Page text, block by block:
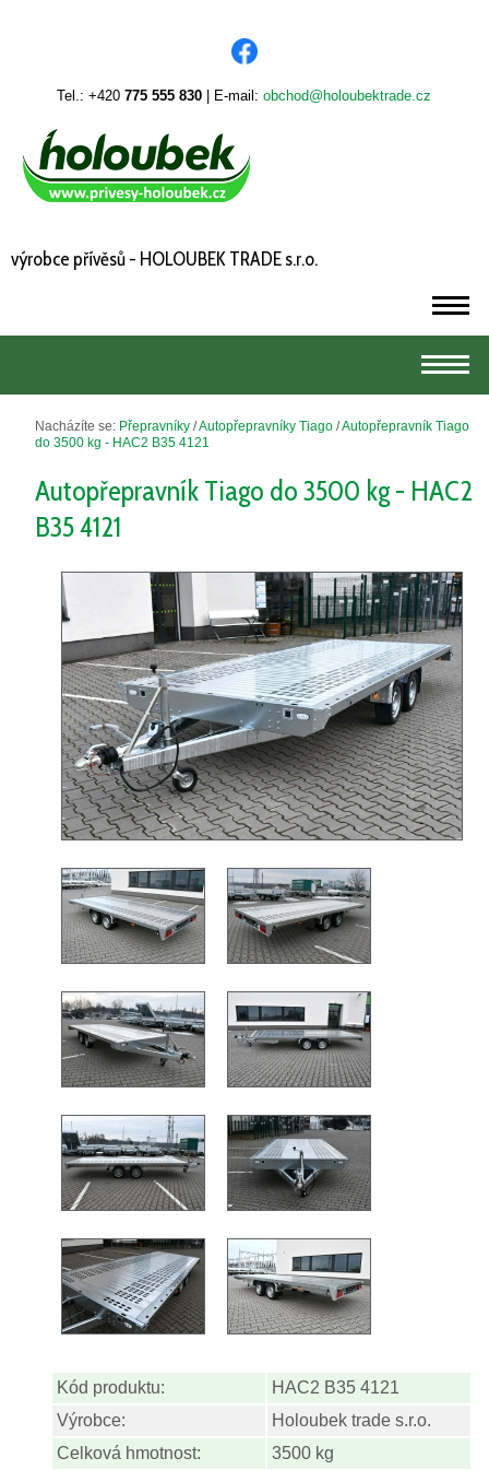
Tel.: +420775 555 830 | E-mail:obchod@holoubektrade.cz
výrobce přívěsů - HOLOUBEK TRADE s.r.o.
Nacházíte se: Přepravníky /Autopřepravníky Tiago /Autopřepravník Tiago
do 3500 kg - HAC2 B35 4121
Autopřepravník Tiago do 3500 kg - HAC2
B35 4121
Kód produktu:
HAC2 B35 4121
Výrobce:
Holoubek trade s.r.o.
Celková hmotnost:
3500 kg